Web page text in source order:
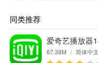
同类推荐
爱奇艺播放器
67.38M / 简体中文